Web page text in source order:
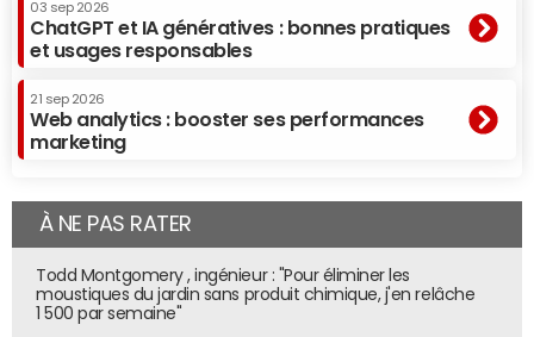
03 sep 2026
ChatGPT et IA génératives : bonnes pratiques
et usages responsables
21 sep 2026
Web analytics : booster ses performances
marketing
À NE PAS RATER
Todd Montgomery , ingénieur : "Pour éliminer les
moustiques du jardin sans produit chimique, j'en relâche
1 500 par semaine"